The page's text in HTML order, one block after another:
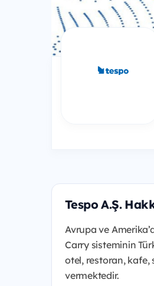
Tespo A.Ş.
Avrupa ve
Carry sisteminin
otel, restoran, kafe,
vermektedir.